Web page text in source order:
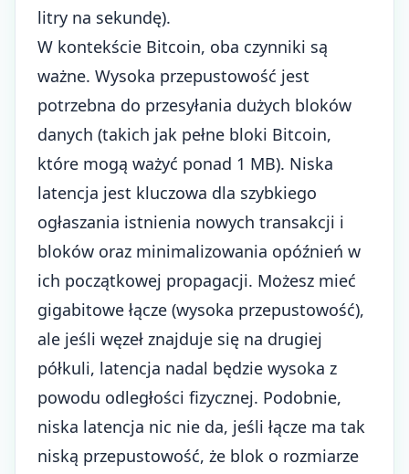
litry na sekundę).
W kontekście Bitcoin, oba czynniki są
ważne. Wysoka przepustowość jest
potrzebna do przesyłania dużych bloków
danych (takich jak pełne bloki Bitcoin,
które mogą ważyć ponad 1 MB). Niska
latencja jest kluczowa dla szybkiego
ogłaszania istnienia nowych transakcji i
bloków oraz minimalizowania opóźnień w
ich początkowej propagacji. Możesz mieć
gigabitowe łącze (wysoka przepustowość),
ale jeśli węzeł znajduje się na drugiej
półkuli, latencja nadal będzie wysoka z
powodu odległości fizycznej. Podobnie,
niska latencja nic nie da, jeśli łącze ma tak
niską przepustowość, że blok o rozmiarze